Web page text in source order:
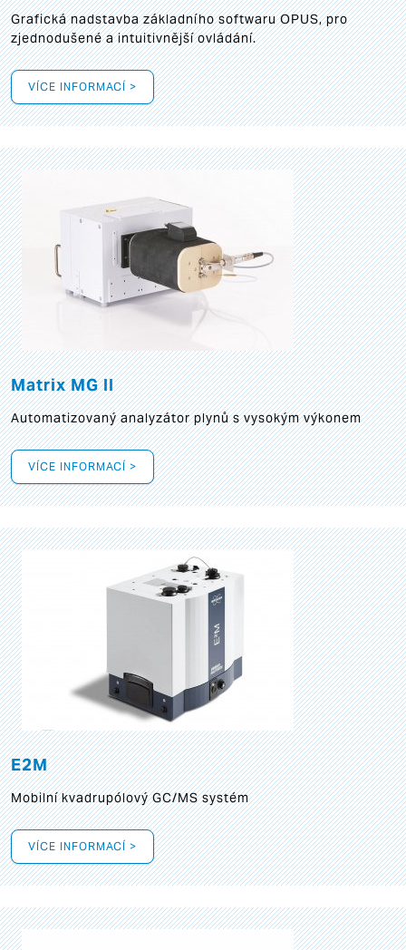
Grafickánadstavba základního softwaru OPUS, pro
zjednodušené a intuitivnější ovládání.
VÍCE INFORMACÍ >
Matrix MG II
Automatizovaný analyzátor plynů s vysokým výkonem
VÍCE INFORMACÍ >
E2M
Mobilní kvadrupólový GC/MS systém
VÍCE INFORMACÍ >